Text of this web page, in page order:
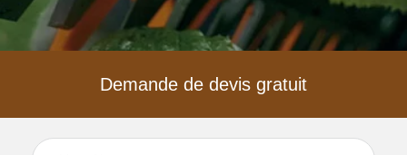
Demande de devis gratuit